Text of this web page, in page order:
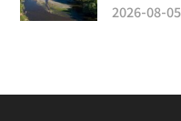
2026-08-05